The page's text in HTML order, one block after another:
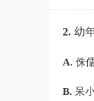
2. 幼
A. 侏
B. 呆